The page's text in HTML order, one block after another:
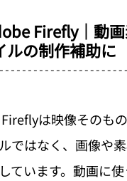
Firefly｜動
ルの制作補助に
は映像そのも
ではなく、画像や
ています。動画に